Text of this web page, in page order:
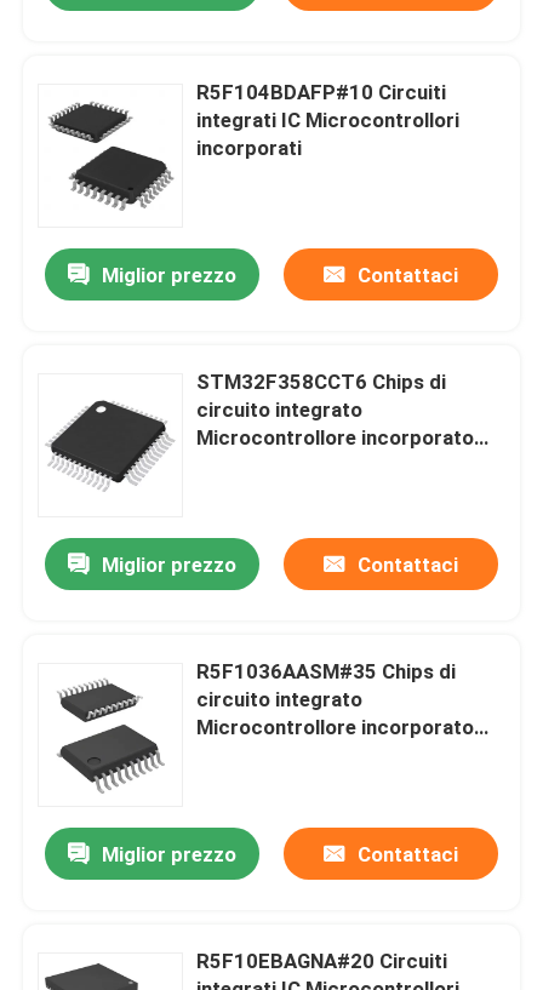
Casa
Video
Giro della fabbrica
Controllo di qualità
Contattici
Richieda una citazione
chip di memoria flash CI
R5F104BDAFP#10 Circuiti
integrati IC Microcontrollori
incorporati
Miglior prezzo Contattaci
STM32F358CCT6 Chips di
circuito integrato
Microcontrollore incorporato
Miglior prezzo Contattaci
R5F1036AASM#35 Chips di
circuito integrato
Microcontrollore incorporato
Miglior prezzo Contattaci
R5F10EBAGNA#20 Circuiti